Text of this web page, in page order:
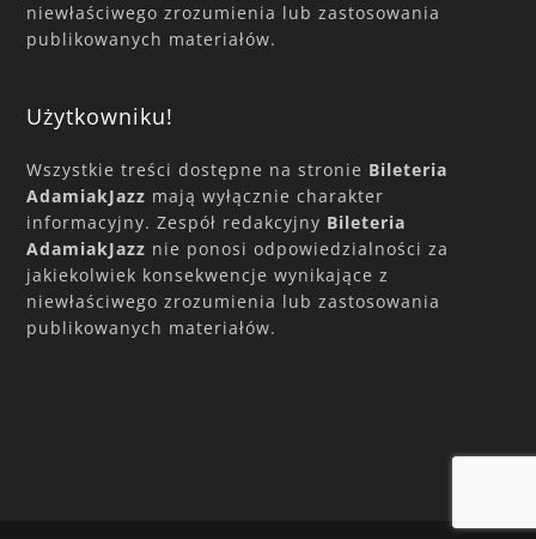
niewłaściwego zrozumienia lub zastosowania
publikowanych materiałów.
Użytkowniku!
Wszystkie treści dostępne na stronie Bileteria
AdamiakJazz mają wyłącznie charakter
informacyjny. Zespół redakcyjny Bileteria
AdamiakJazz nie ponosi odpowiedzialności za
jakiekolwiek konsekwencje wynikające z
niewłaściwego zrozumienia lub zastosowania
publikowanych materiałów.